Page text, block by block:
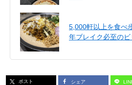
5,000軒以上を食べ
年ブレイク必至の
ポスト シェア